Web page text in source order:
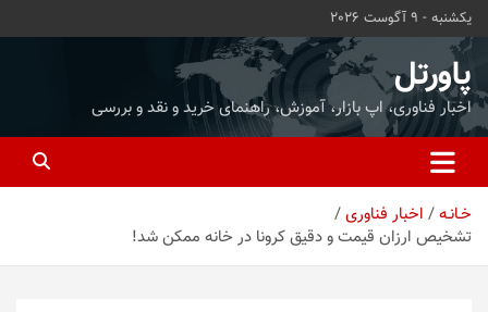
محتوا
بروید
یکشنبه - 9 آگوست 2026
پاورتل
اخبار فناوری، اپ بازار، آموزش، راهنمای خرید و نقد و بررسی
خـانـه
اخبار فناوری
تشخیص ارزان قیمت و دقیق کرونا در خانه ممکن شد!